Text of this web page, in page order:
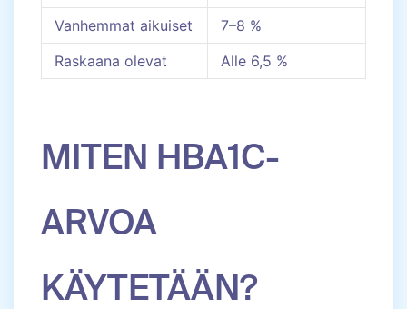
Vanhemmat aikuiset
7–8 %
Raskaana olevat
Alle 6,5 %
MITEN HBA1C-
ARVOA
KÄYTETÄÄN?